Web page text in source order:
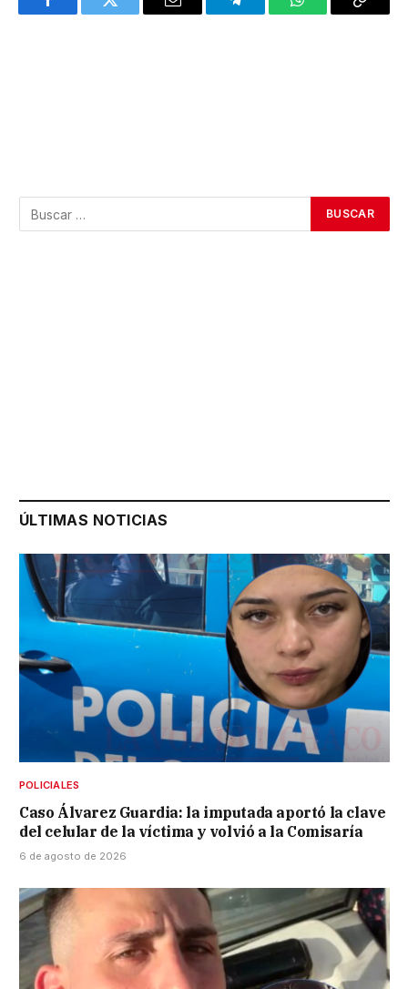
FacebookTwitter Email TelegramWhatsAppCopy
ÚLTIMAS NOTICIAS
POLICIALES
Caso Álvarez Guardia: la imputada aportó la clave
del celular de la víctima y volvió a la Comisaría
6 de agosto de 2026